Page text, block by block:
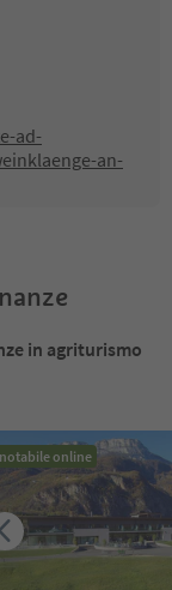
ad-
an-
in agriturismo
online